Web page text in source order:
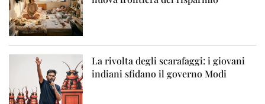
La rivolta degli scarafaggi: i giovani
indiani sfidano il governo Modi